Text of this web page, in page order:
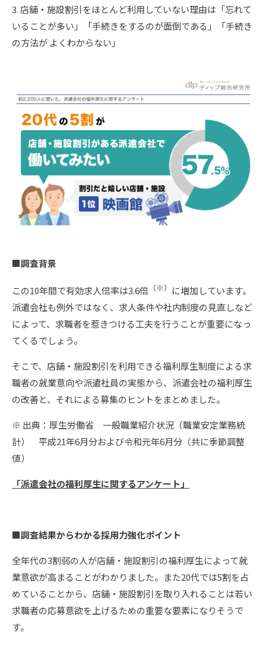
3. 店舗・施設割引をほとんど利用していない理由は「忘れて
いることが多い」「手続きをするのが面倒である」「手続き
の方法が よくわからない」
■調査背景
この10年間で有効求人倍率は3.6倍 （※） に増加しています。
派遣会社も例外ではなく、求人条件や社内制度の見直しなど
によって、求職者を惹きつける工夫を行うことが重要になっ
てくるでしょう。
そこで、店舗・施設割引を利用できる福利厚生制度による求
職者の就業意向や派遣社員の実態から、派遣会社の福利厚生
の改善と、それによる募集のヒントをまとめました。
※ 出典：厚生労働省 一般職業紹介状況（職業安定業務統
計） 平成21年6月分および令和元年6月分（共に季節調整
値）
「派遣会社の福利厚生に関するアンケート」
■調査結果からわかる採用力強化ポイント
全年代の3割弱の人が店舗・施設割引の福利厚生によって就
業意欲が高まることがわかりました。また20代では5割を占
めていることから、店舗・施設割引を取り入れることは若い
求職者の応募意欲を上げるための重要な要素になりそうで
す。